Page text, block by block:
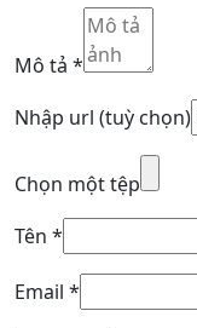
Mô tả *
Nhập url (tuỳ chọn)
Chọn một tệp
Tên *
Email *